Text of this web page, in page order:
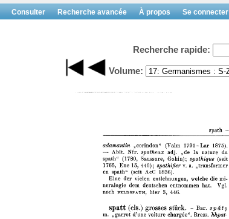
Consulter Recherche avancée À propos Se connecter
Recherche rapide:
Volume: